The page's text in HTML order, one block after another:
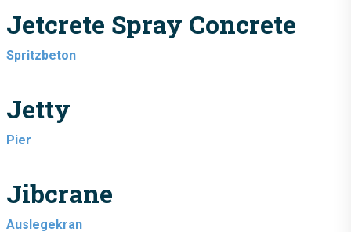
Jetcrete Spray Concrete
Spritzbeton
Jetty
Pier
Jibcrane
Auslegekran